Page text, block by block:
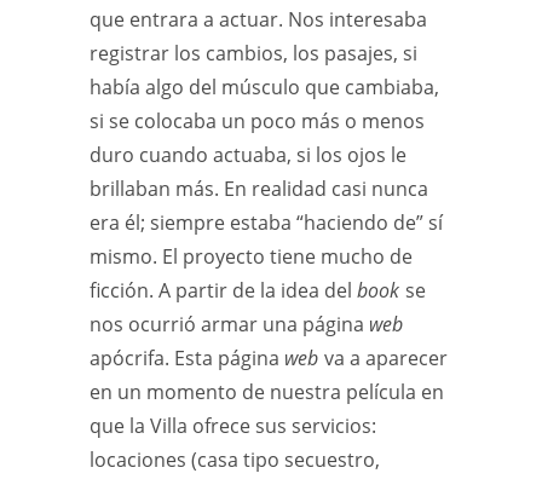
que entrara a actuar. Nos interesaba
registrar los cambios, los pasajes, si
había algo del músculo que cambiaba,
si se colocaba un poco más o menos
duro cuando actuaba, si los ojos le
brillaban más. En realidad casi nunca
era él; siempre estaba “haciendo de” sí
mismo. El proyecto tiene mucho de
ficción. A partir de la idea del book se
nos ocurrió armar una página web
apócrifa. Esta página web va a aparecer
en un momento de nuestra película en
que la Villa ofrece sus servicios:
locaciones (casa tipo secuestro,